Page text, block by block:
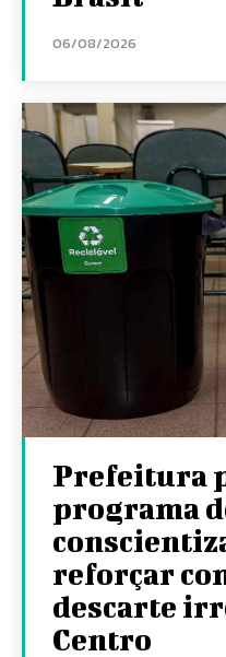
06/08/2026
Prefeitura
programa
reforçar
descarte
Centro